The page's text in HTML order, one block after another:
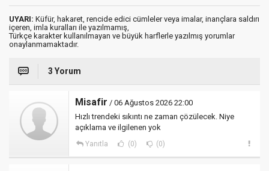
UYARI: Küfür, hakaret, rencide edici cümleler veya imalar, inançlara saldırı
içeren, imla kuralları ile yazılmamış,
Türkçe karakter kullanılmayan ve büyük harflerle yazılmış yorumlar
onaylanmamaktadır.
3 Yorum
Misafir / 06 Ağustos 2026 22:00
Hızlı trendeki sıkıntı ne zaman çözülecek. Niye
açıklama ve ilgilenen yok
Yanıtla (0) (0)